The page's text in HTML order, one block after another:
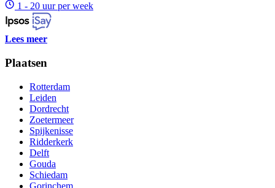
1 - 20 uur per week
Lees meer
Plaatsen
Rotterdam
Leiden
Dordrecht
Zoetermeer
Spijkenisse
Ridderkerk
Delft
Gouda
Schiedam
Gorinchem